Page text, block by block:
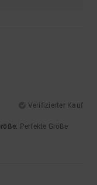
Verifizierter Kauf
: Perfekte Größe